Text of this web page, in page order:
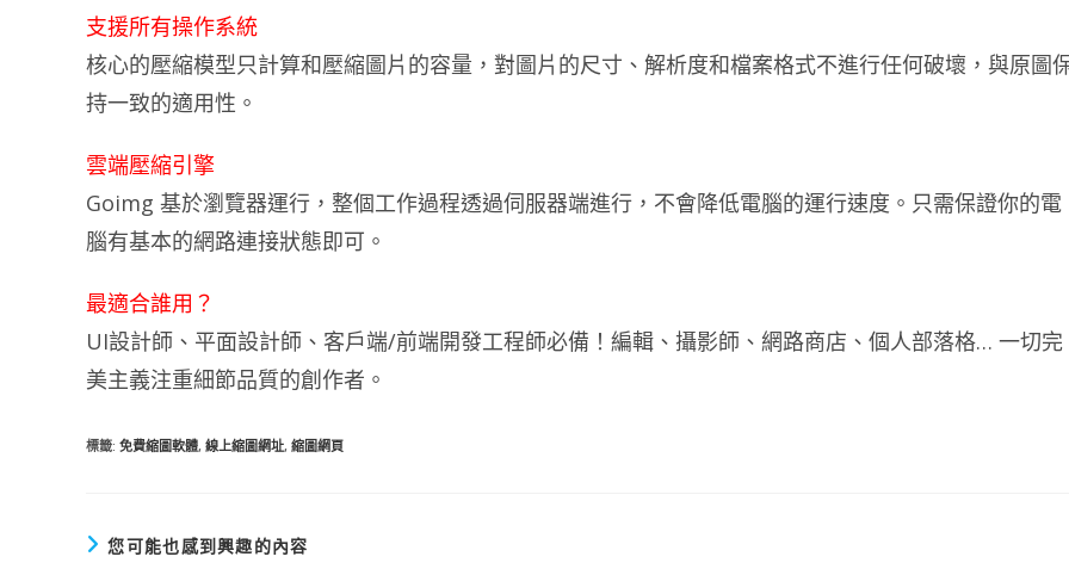
支援所有操作系統
核心的壓縮模型只計算和壓縮圖片的容量，對圖片的尺寸、解析度和檔案格式不進行任何破壞，與原圖
持一致的適用性。
雲端壓縮引擎
Goimg 基於瀏覽器運行，整個工作過程透過伺服器端進行，不會降低電腦的運行速度。只需保證你的電
腦有基本的網路連接狀態即可。
最適合誰用？
UI設計師、平面設計師、客戶端/前端開發工程師必備！編輯、攝影師、網路商店、個人部落格… 一切完
美主義注重細節品質的創作者。
標籤: 免費縮圖軟體, 線上縮圖網址, 縮圖網頁
您可能也感到興趣的內容